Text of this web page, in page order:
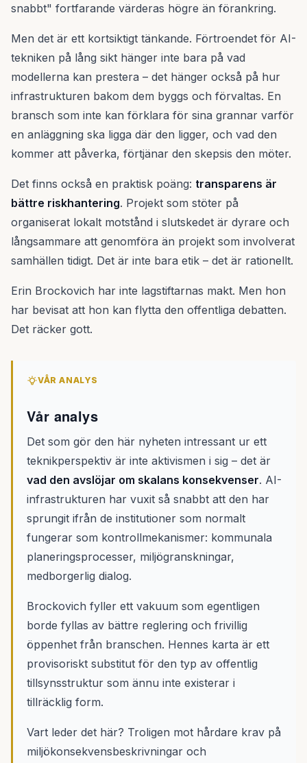
snabbt" fortfarande värderas högre än förankring.
Men det är ett kortsiktigt tänkande. Förtroendet för AI-
tekniken på lång sikt hänger inte bara på vad
modellerna kan prestera – det hänger också på hur
infrastrukturen bakom dem byggs och förvaltas. En
bransch som inte kan förklara för sina grannar varför
en anläggning ska ligga där den ligger, och vad den
kommer att påverka, förtjänar den skepsis den möter.
Det finns också en praktisk poäng: transparens är
bättre riskhantering. Projekt som stöter på
organiserat lokalt motstånd i slutskedet är dyrare och
långsammare att genomföra än projekt som involverat
samhällen tidigt. Det är inte bara etik – det är rationellt.
Erin Brockovich har inte lagstiftarnas makt. Men hon
har bevisat att hon kan flytta den offentliga debatten.
Det räcker gott.
VÅR ANALYS
Vår analys
Det som gör den här nyheten intressant ur ett
teknikperspektiv är inte aktivismen i sig – det är
vad den avslöjar om skalans konsekvenser. AI-
infrastrukturen har vuxit så snabbt att den har
sprungit ifrån de institutioner som normalt
fungerar som kontrollmekanismer: kommunala
planeringsprocesser, miljögranskningar,
medborgerlig dialog.
Brockovich fyller ett vakuum som egentligen
borde fyllas av bättre reglering och frivillig
öppenhet från branschen. Hennes karta är ett
provisoriskt substitut för den typ av offentlig
tillsynsstruktur som ännu inte existerar i
tillräcklig form.
Vart leder det här? Troligen mot hårdare krav på
miljökonsekvensbeskrivningar och